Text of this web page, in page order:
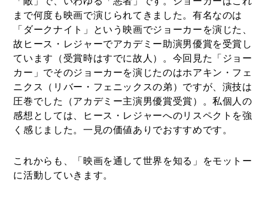
まで何度も映画で演じられてきました。有名なのは
「ダークナイト」という映画でジョーカーを演じた、
故ヒース・レジャーでアカデミー助演男優賞を受賞し
ています（受賞時はすでに故人）。今回見た「ジョー
カー」でそのジョーカーを演じたのはホアキン・フェ
ニクス（リバー・フェニックスの弟）ですが、演技は
圧巻でした（アカデミー主演男優賞受賞）。私個人の
感想としては、ヒース・レジャーへのリスペクトを強
く感じました。一見の価値ありでおすすめです。
これからも、「映画を通して世界を知る」をモットー
に活動していきます。